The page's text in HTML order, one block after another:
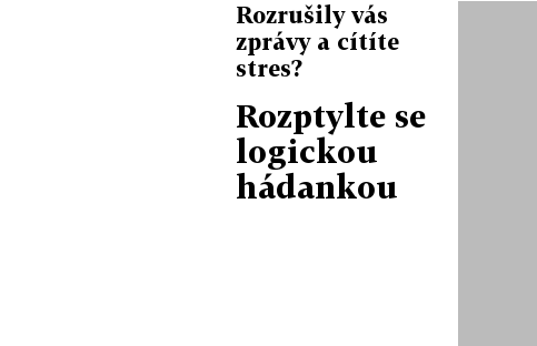
Rozrušily vás
zprávy a cítíte
stres?
Rozptylte se
logickou
hádankou